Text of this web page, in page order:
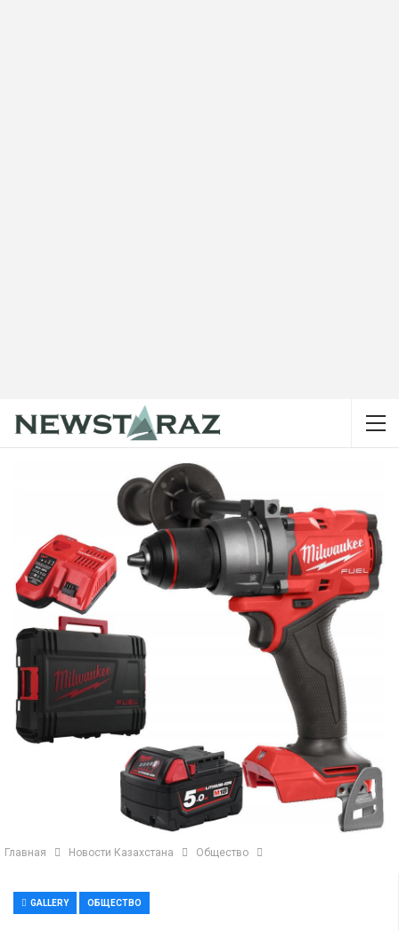
Главная Новости Казахстана Общество
GALLERY ОБЩЕСТВО